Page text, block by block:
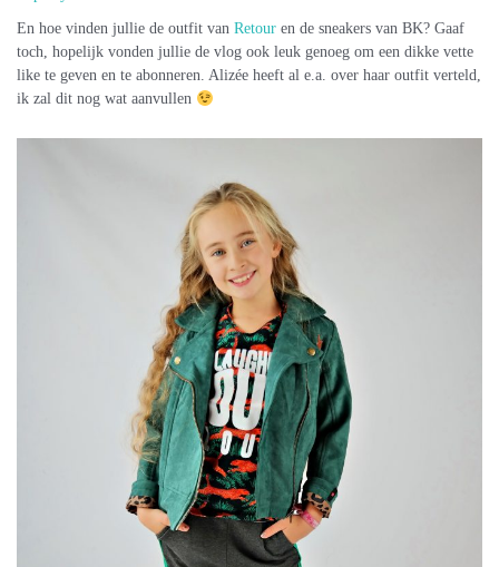
En hoe vinden jullie de outfit van Retour en de sneakers van BK? Gaaf
toch, hopelijk vonden jullie de vlog ook leuk genoeg om een dikke vette
like te geven en te abonneren. Alizée heeft al e.a. over haar outfit verteld,
ik zal dit nog wat aanvullen